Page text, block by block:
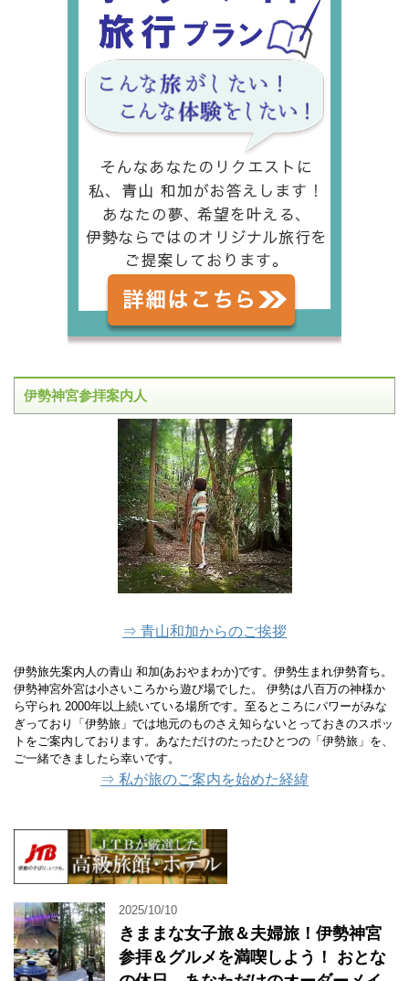
伊勢神宮参拝案内人
⇒ 青山和加からのご挨拶
伊勢旅先案内人の青山 和加(あおやまわか)です。伊勢生まれ伊勢育ち。
伊勢神宮外宮は小さいころから遊び場でした。 伊勢は八百万の神様か
ら守られ 2000年以上続いている場所です。至るところにパワーがみな
ぎっており「伊勢旅」では地元のものさえ知らないとっておきのスポッ
トをご案内しております。あなただけのたったひとつの「伊勢旅」を、
ご一緒できましたら幸いです。
⇒ 私が旅のご案内を始めた経緯
2025/10/10
きままな女子旅＆夫婦旅！伊勢神宮
参拝＆グルメを満喫しよう！ おとな